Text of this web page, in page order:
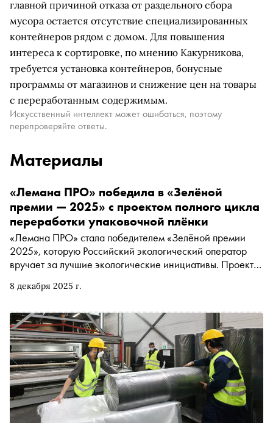
главной причиной отказа от раздельного сбора
мусора остается отсутствие специализированных
контейнеров рядом с домом. Для повышения
интереса к сортировке, по мнению Какурникова,
требуется установка контейнеров, бонусные
программы от магазинов и снижение цен на товары
с переработанным содержимым.
Искусственный интеллект может ошибаться, поэтому
перепроверяйте ответы.
Материалы
8 декабря 2025 г.
«Лемана ПРО» победила в «Зелёной
премии — 2025» с проектом полного цикла
переработки упаковочной плёнки
«Лемана ПРО» стала победителем «Зелёной премии
2025», которую Российский экологический оператор
вручает за лучшие экологические инициативы. Проект
плёнки превратились в товары СТМ» занял первое место